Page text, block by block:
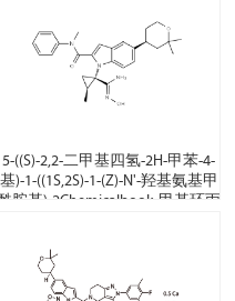
5-((S)-2,2-二甲基四氢-2H-甲苯-4-
基)-1-((1S,2S)-1-(Z)-N'-羟基氨基甲
胺基)-2Chemicalbook-甲基环丙
甲苯I湍流-2-甲胺